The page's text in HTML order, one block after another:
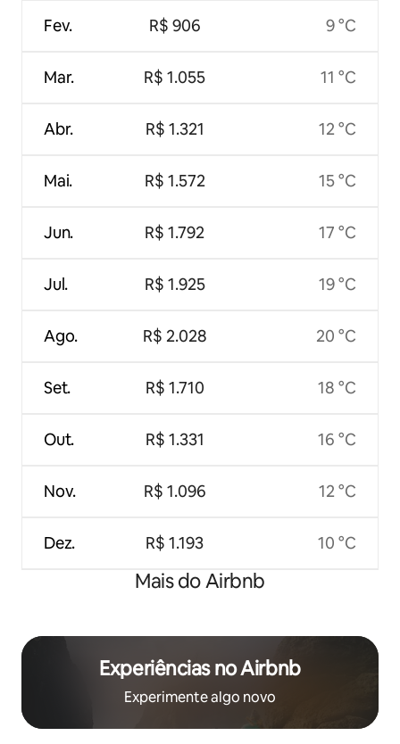
Fev.
Mar.
Abr.
Mai.
Jun.
Jul.
Ago.
Set.
Out.
Nov.
Dez.
R$ 906
R$ 1.055
R$ 1.321
R$ 1.572
R$ 1.792
R$ 1.925
R$ 2.028
R$ 1.710
R$ 1.331
R$ 1.096
R$ 1.193
9 °C
11 °C
12 °C
15 °C
17 °C
19 °C
20 °C
18 °C
16 °C
12 °C
10 °C
Mais do Airbnb
Experiências no Airbnb
Experimente algo novo